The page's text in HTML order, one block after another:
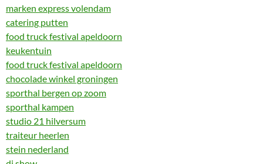
marken express volendam
catering putten
food truck festival apeldoorn
keukentuin
food truck festival apeldoorn
chocolade winkel groningen
sporthal bergen op zoom
sporthal kampen
studio 21 hilversum
traiteur heerlen
stein nederland